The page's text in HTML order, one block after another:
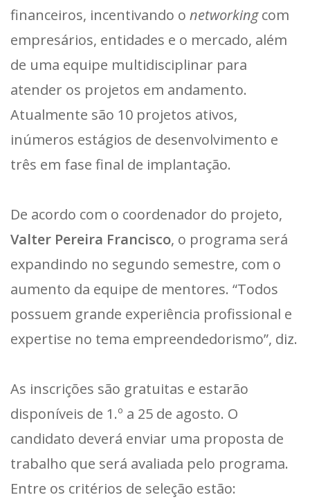
financeiros, incentivando o networkingcom
empresários, entidades e o mercado, além
de uma equipe multidisciplinar para
atender os projetos em andamento.
Atualmente são 10 projetos ativos,
inúmeros estágios de desenvolvimento e
três em fase final de implantação.
De acordo com o coordenador do projeto,
Valter Pereira Francisco, o programa será
expandindo no segundo semestre, com o
aumento da equipe de mentores. “Todos
possuem grande experiência profissional e
expertise no tema empreendedorismo”, diz.
As inscrições são gratuitas e estarão
disponíveis de 1.º a 25 de agosto. O
candidato deverá enviar uma proposta de
trabalho que será avaliada pelo programa.
Entre os critérios de seleção estão: